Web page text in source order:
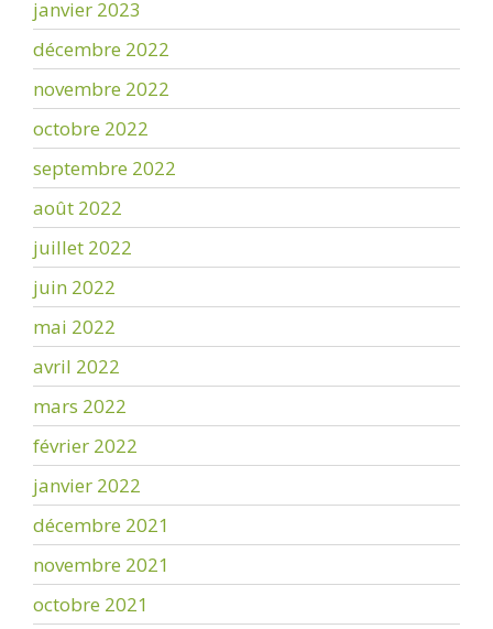
janvier 2023
décembre 2022
novembre 2022
octobre 2022
septembre 2022
août 2022
juillet 2022
juin 2022
mai 2022
avril 2022
mars 2022
février 2022
janvier 2022
décembre 2021
novembre 2021
octobre 2021